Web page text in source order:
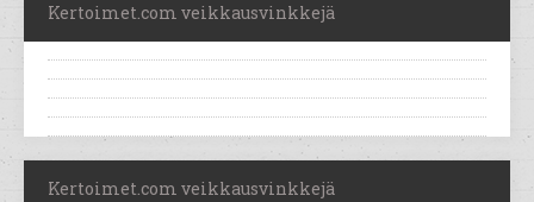
Kertoimet.com veikkausvinkkejä
Kertoimet.com veikkausvinkkejä